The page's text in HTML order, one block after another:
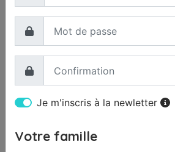
Je m'inscris à la newletter
Votre famille